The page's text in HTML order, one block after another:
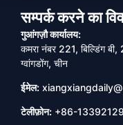
सम्पर्क करने का
गुआंगज़ौ कार्यालय:
कमरा नंबर 221, बिल्डिंग
ग्वांगडोंग, चीन
ईमेल:
टेलीफ़ोन: +86-